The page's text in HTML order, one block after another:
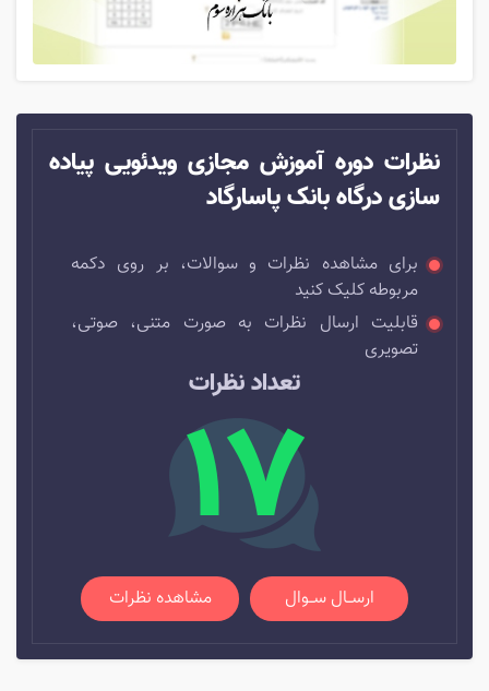
نظرات دوره آموزش مجازی ویدئویی پیاده
سازی درگاه بانک پاسارگاد
برای مشاهده نظرات و سوالات، بر روی دکمه
مربوطه کلیک کنید
قابلیت ارسال نظرات به صورت متنی، صوتی،
تصویری
تعداد نظرات
17
ارســال ســوال مشاهده نظرات